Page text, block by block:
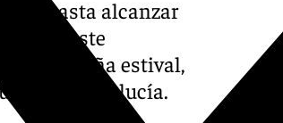
hasta alcanzar
este
la campaña estival,
de Andalucía.